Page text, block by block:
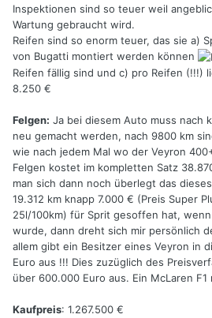
Inspektionen sind so teuer weil
Wartung gebraucht wird.
Reifen sind so enorm teuer, das sie a)
von Bugatti montiert werden können
Reifen fällig sind und c) pro Reifen (!!!)
8.250 €
Felgen: Ja bei diesem Auto muss nach
neu gemacht werden, nach 9800 km
wie nach jedem Mal wo der Veyron
Felgen kostet im kompletten Satz
man sich dann noch überlegt das
19.312 km knapp 7.000 € (Preis Super
25l/100km) für Sprit gesoffen hat,
wurde, dann dreht sich mir persönlich
allem gibt ein Besitzer eines Veyron in
Euro aus !!! Dies zuzüglich des
über 600.000 Euro aus. Ein McLaren
Kaufpreis: 1.267.500 €